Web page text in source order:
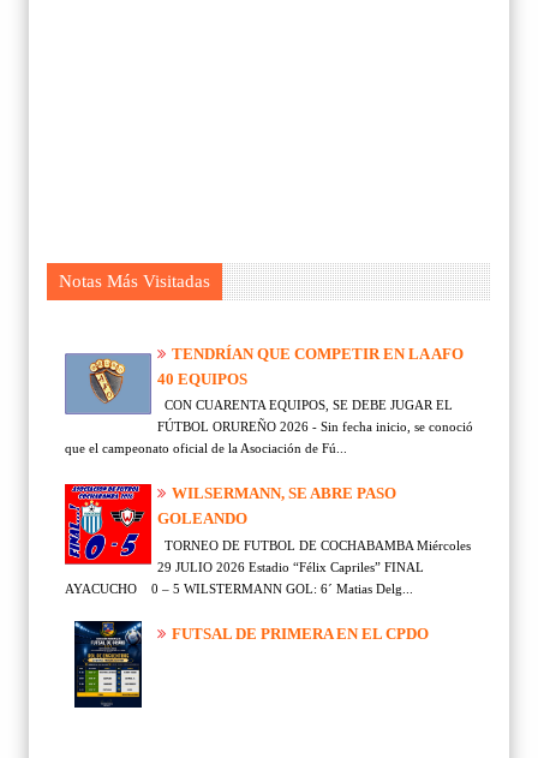
Notas Más Visitadas
TENDRÍAN QUE COMPETIR EN LA AFO
40 EQUIPOS
CON CUARENTA EQUIPOS, SE DEBE JUGAR EL
FÚTBOL ORUREÑO 2026 - Sin fecha inicio, se conoció
que el campeonato oficial de la Asociación de Fú...
WILSERMANN, SE ABRE PASO
GOLEANDO
TORNEO DE FUTBOL DE COCHABAMBA Miércoles
29 JULIO 2026 Estadio “Félix Capriles” FINAL
AYACUCHO 0 – 5 WILSTERMANN GOL: 6´ Matias Delg...
FUTSAL DE PRIMERA EN EL CPDO